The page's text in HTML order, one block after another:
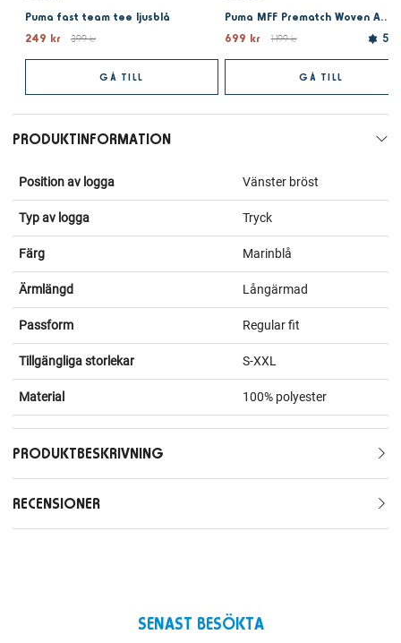
Puma fast team tee ljusblå
249 kr
399 kr
GÅ TILL
Puma MFF Prematch Woven Anthem Jacket Light blue
699 kr
1 199 kr 5.0
GÅ TILL
PRODUKTINFORMATION
Position av logga Vänster bröst
Typ av logga Tryck
Färg Marinblå
Ärmlängd Långärmad
Passform Regular fit
Tillgängliga storlekar S-XXL
Material 100% polyester
PRODUKTBESKRIVNING
RECENSIONER
SENAST BESÖKTA